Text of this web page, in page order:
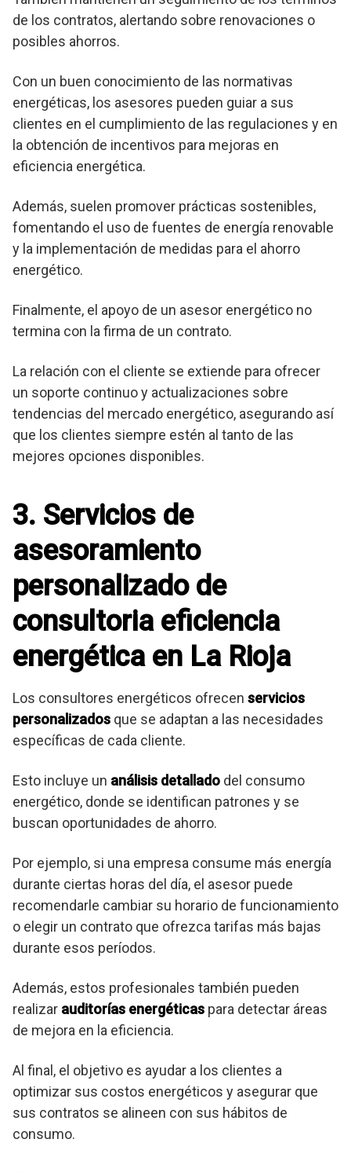
de los contratos, alertando sobre renovaciones o
posibles ahorros.
Con un buen conocimiento de las normativas
energéticas, los asesores pueden guiar a sus
clientes en el cumplimiento de las regulaciones y en
la obtención de incentivos para mejoras en
eficiencia energética.
Además, suelen promover prácticas sostenibles,
fomentando el uso de fuentes de energía renovable
y la implementación de medidas para el ahorro
energético.
Finalmente, el apoyo de un asesor energético no
termina con la firma de un contrato.
La relación con el cliente se extiende para ofrecer
un soporte continuo y actualizaciones sobre
tendencias del mercado energético, asegurando así
que los clientes siempre estén al tanto de las
mejores opciones disponibles.
3. Servicios de
asesoramiento
personalizado de
consultoria eficiencia
energética en La Rioja
Los consultores energéticos ofrecen servicios
personalizados que se adaptan a las necesidades
específicas de cada cliente.
Esto incluye un análisis detallado del consumo
energético, donde se identifican patrones y se
buscan oportunidades de ahorro.
Por ejemplo, si una empresa consume más energía
durante ciertas horas del día, el asesor puede
recomendarle cambiar su horario de funcionamiento
o elegir un contrato que ofrezca tarifas más bajas
durante esos períodos.
Además, estos profesionales también pueden
realizar auditorías energéticas para detectar áreas
de mejora en la eficiencia.
Al final, el objetivo es ayudar a los clientes a
optimizar sus costos energéticos y asegurar que
sus contratos se alineen con sus hábitos de
consumo.